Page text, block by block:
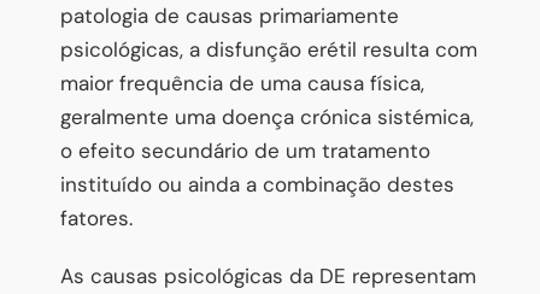
patologia de causas primariamente
psicológicas, a disfunção erétil resulta com
maior frequência de uma causa física,
geralmente uma doença crónica sistémica,
o efeito secundário de um tratamento
instituído ou ainda a combinação destes
fatores.
As causas psicológicas da DE representam